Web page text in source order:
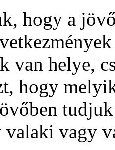
hogy a
van helye,
hogy
valaki vagy